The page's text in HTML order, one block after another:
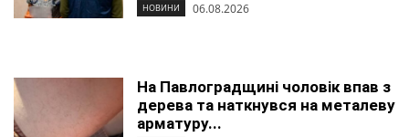
НОВИНИ 06.08.2026
На Павлоградщині чоловік впав з
дерева та наткнувся на металеву
арматуру...